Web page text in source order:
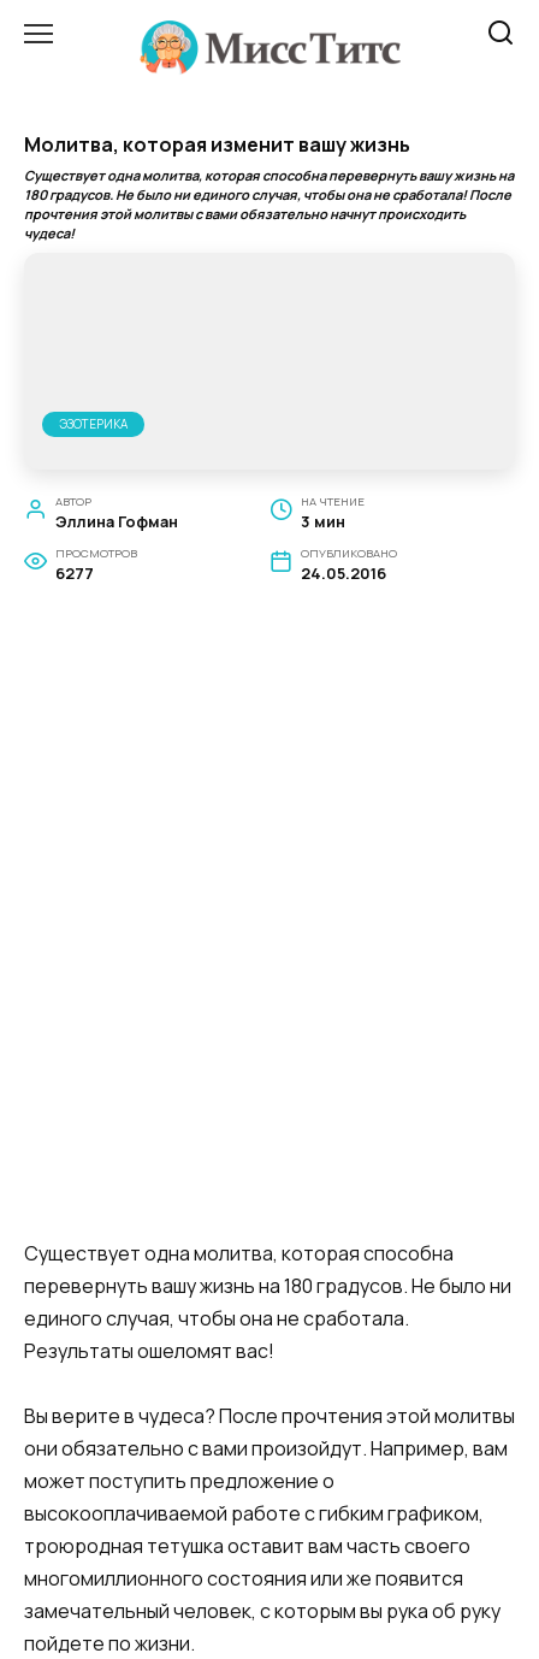
Молитва, которая изменит вашу жизнь
Существует одна молитва, которая способна перевернуть вашу жизнь на
180 градусов. Не было ни единого случая, чтобы она не сработала! После
прочтения этой молитвы с вами обязательно начнут происходить
чудеса!
ЭЗОТЕРИКА
АВТОР
Эллина Гофман
НА ЧТЕНИЕ
3 мин
ПРОСМОТРОВ
6277
ОПУБЛИКОВАНО
24.05.2016
Существует одна молитва, которая способна
перевернуть вашу жизнь на 180 градусов. Не было ни
единого случая, чтобы она не сработала.
Результаты ошеломят вас!
Вы верите в чудеса? После прочтения этой молитвы
они обязательно с вами произойдут. Например, вам
может поступить предложение о
высокооплачиваемой работе с гибким графиком,
троюродная тетушка оставит вам часть своего
многомиллионного состояния или же появится
замечательный человек, с которым вы рука об руку
пойдете по жизни.